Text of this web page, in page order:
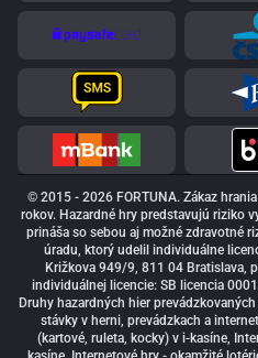
© 2015 - 2026 FORTUNA. Zákaz
rokov. Hazardné hry predstavujú riziko
prináša so sebou aj možné zdravotné
úradu, ktorý udelil individuálne
Križkova 949/9, 811 04 Bratislava,
individuálnej licencie: SB licencia
Druhy hazardných hier
stávky v herni, prevádzkach a
(kartové, ruleta, kocky) v i-kasíne,